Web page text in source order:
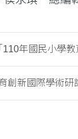
110年國民小學
創新國際學術